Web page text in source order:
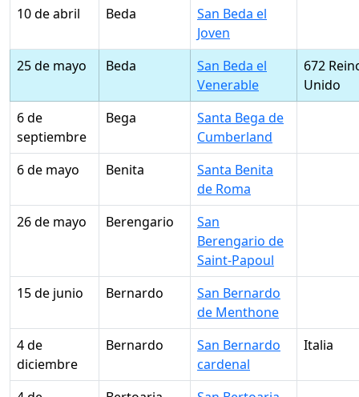
10 de abril
Beda
San Beda el
Joven
25 de mayo
Beda
San Beda el
Venerable
672
Unido
6 de
septiembre
Bega
Santa Bega de
Cumberland
6 de mayo
Benita
Santa Benita
de Roma
26 de mayo
Berengario
San
Berengario de
Saint-Papoul
15 de junio
Bernardo
San Bernardo
de Menthone
4 de
diciembre
Bernardo
San Bernardo
cardenal
Italia